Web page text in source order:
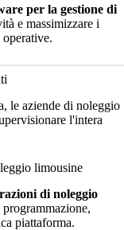
per la gestione di
e massimizzare i
le aziende di noleggio
l'intera
limousine
di noleggio
piattaforma.